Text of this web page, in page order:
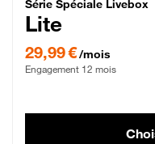
Série
Série Spéciale Livebox
Lite
29,99 €/mois
Engagement 12 mois